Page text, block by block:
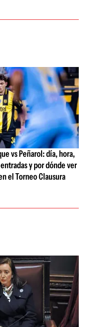
vs Peñarol: día, hora,
y por dónde ver
el Torneo Clausura